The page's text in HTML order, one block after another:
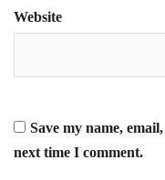
Website
Save my name,
next time I comment.